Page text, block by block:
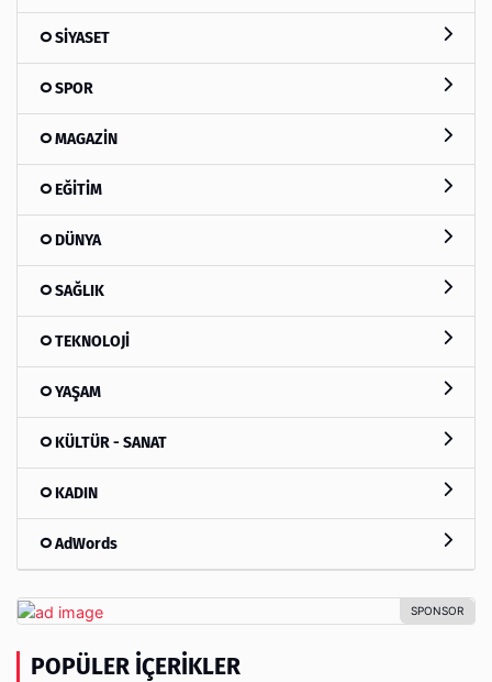
SİYASET
SPOR
MAGAZİN
EĞİTİM
DÜNYA
SAĞLIK
TEKNOLOJİ
YAŞAM
KÜLTÜR - SANAT
KADIN
AdWords
POPÜLER İÇERIKLER